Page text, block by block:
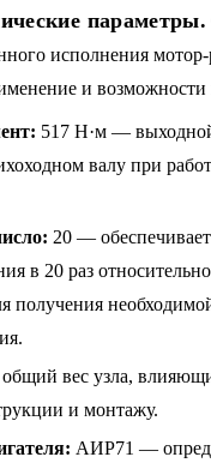
параметры.
исполнения
и
517 Н·м —
валу при
20 —
в 20 раз
получения
вес узла,
и монтажу.
АИР71 —